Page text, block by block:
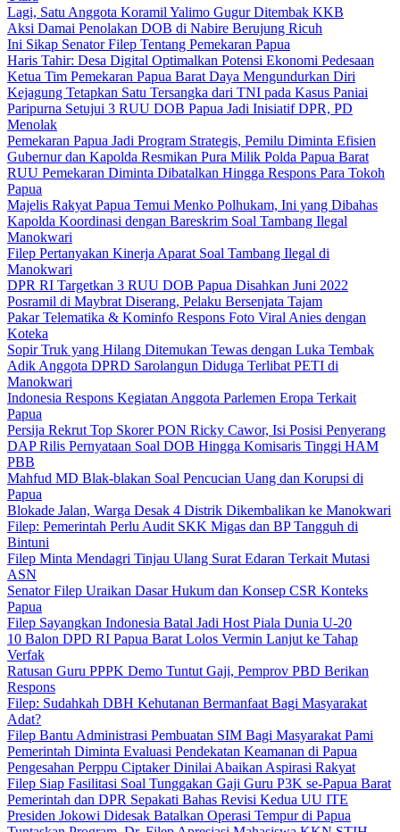
Lagi, Satu Anggota Koramil Yalimo Gugur Ditembak KKB
Aksi Damai Penolakan DOB di Nabire Berujung Ricuh
Ini Sikap Senator Filep Tentang Pemekaran Papua
Haris Tahir: Desa Digital Optimalkan Potensi Ekonomi Pedesaan
Ketua Tim Pemekaran Papua Barat Daya Mengundurkan Diri
Kejagung Tetapkan Satu Tersangka dari TNI pada Kasus Paniai
Paripurna Setujui 3 RUU DOB Papua Jadi Inisiatif DPR, PD
Menolak
Pemekaran Papua Jadi Program Strategis, Pemilu Diminta Efisien
Gubernur dan Kapolda Resmikan Pura Milik Polda Papua Barat
RUU Pemekaran Diminta Dibatalkan Hingga Respons Para Tokoh
Papua
Majelis Rakyat Papua Temui Menko Polhukam, Ini yang Dibahas
Kapolda Koordinasi dengan Bareskrim Soal Tambang Ilegal
Manokwari
Filep Pertanyakan Kinerja Aparat Soal Tambang Ilegal di
Manokwari
DPR RI Targetkan 3 RUU DOB Papua Disahkan Juni 2022
Posramil di Maybrat Diserang, Pelaku Bersenjata Tajam
Pakar Telematika & Kominfo Respons Foto Viral Anies dengan
Koteka
Sopir Truk yang Hilang Ditemukan Tewas dengan Luka Tembak
Adik Anggota DPRD Sarolangun Diduga Terlibat PETI di
Manokwari
Indonesia Respons Kegiatan Anggota Parlemen Eropa Terkait
Papua
Persija Rekrut Top Skorer PON Ricky Cawor, Isi Posisi Penyerang
DAP Rilis Pernyataan Soal DOB Hingga Komisaris Tinggi HAM
PBB
Mahfud MD Blak-blakan Soal Pencucian Uang dan Korupsi di
Papua
Blokade Jalan, Warga Desak 4 Distrik Dikembalikan ke Manokwari
Filep: Pemerintah Perlu Audit SKK Migas dan BP Tangguh di
Bintuni
Filep Minta Mendagri Tinjau Ulang Surat Edaran Terkait Mutasi
ASN
Senator Filep Uraikan Dasar Hukum dan Konsep CSR Konteks
Papua
Filep Sayangkan Indonesia Batal Jadi Host Piala Dunia U-20
10 Balon DPD RI Papua Barat Lolos Vermin Lanjut ke Tahap
Verfak
Ratusan Guru PPPK Demo Tuntut Gaji, Pemprov PBD Berikan
Respons
Filep: Sudahkah DBH Kehutanan Bermanfaat Bagi Masyarakat
Adat?
Filep Bantu Administrasi Pembuatan SIM Bagi Masyarakat Pami
Pemerintah Diminta Evaluasi Pendekatan Keamanan di Papua
Pengesahan Perppu Ciptaker Dinilai Abaikan Aspirasi Rakyat
Filep Siap Fasilitasi Soal Tunggakan Gaji Guru P3K se-Papua Barat
Pemerintah dan DPR Sepakati Bahas Revisi Kedua UU ITE
Presiden Jokowi Didesak Batalkan Operasi Tempur di Papua